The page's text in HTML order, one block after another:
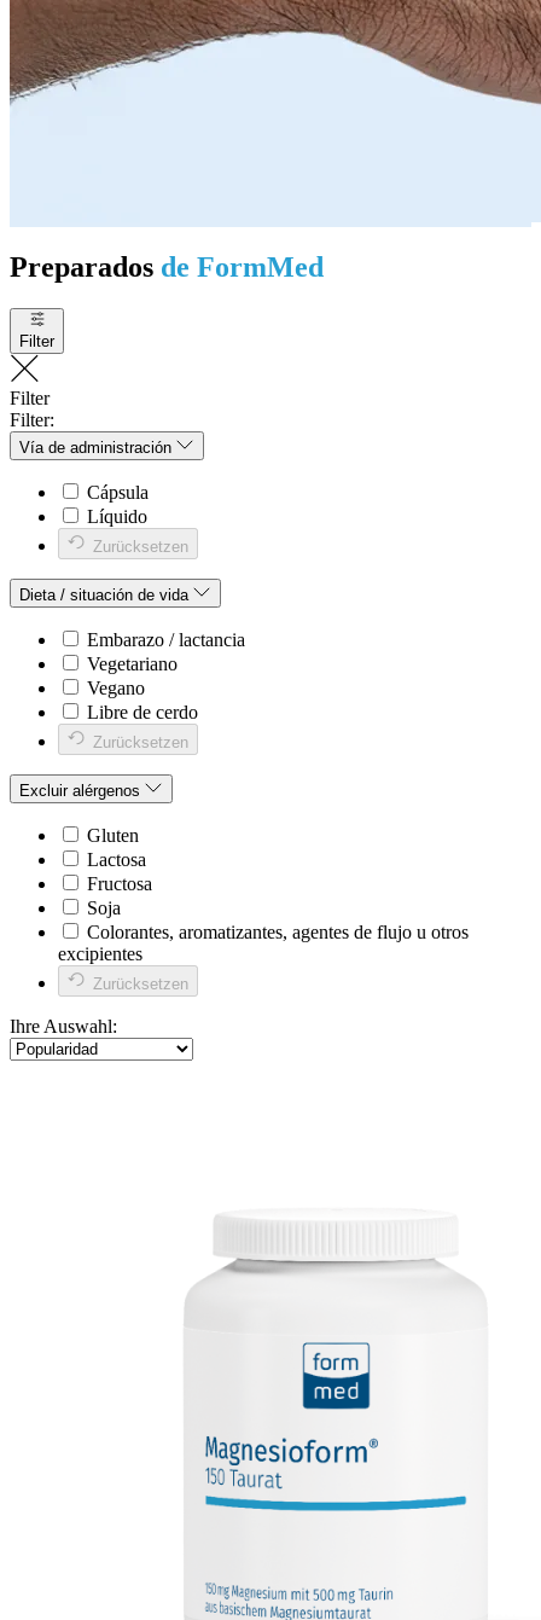
Preparados de FormMed
Filter
Filter
Filter:
Vía de administración
Cápsula
Líquido
Zurücksetzen
Dieta / situación de vida
Embarazo / lactancia
Vegetariano
Vegano
Libre de cerdo
Zurücksetzen
Excluir alérgenos
Gluten
Lactosa
Fructosa
Soja
Colorantes, aromatizantes, agentes de flujo u otros
excipientes
Zurücksetzen
Ihre Auswahl: